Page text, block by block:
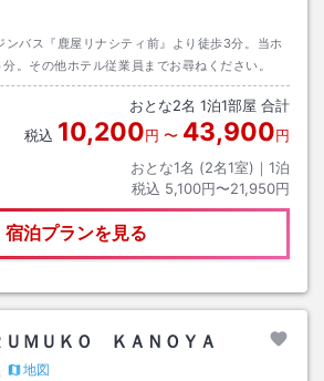
ンバス『鹿屋リナシティ前』より徒歩3分。当ホ
。その他ホテル従業員までお尋ねください。
おとな2名 1泊1部屋 合計
税込 10,200円 〜 43,900円
おとな1名 (2名1室)｜ 1泊
税込 5,100円〜21,950円
宿泊プランを見る
ＭＵＫＯ ＫＡＮＯＹＡ
地図